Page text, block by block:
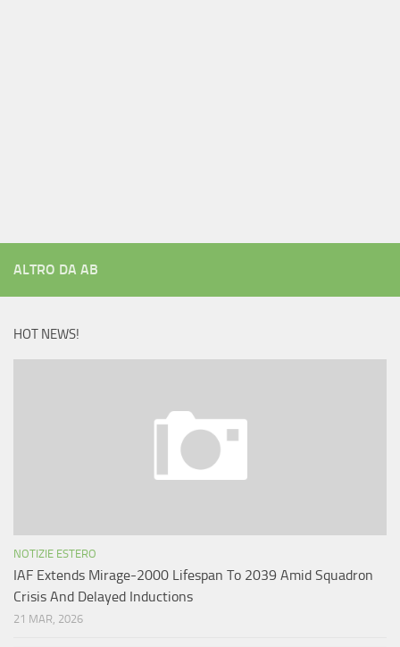
ALTRO DA AB
HOT NEWS!
NOTIZIE ESTERO
IAF Extends Mirage-2000 Lifespan To 2039 Amid Squadron
Crisis And Delayed Inductions
21 MAR, 2026